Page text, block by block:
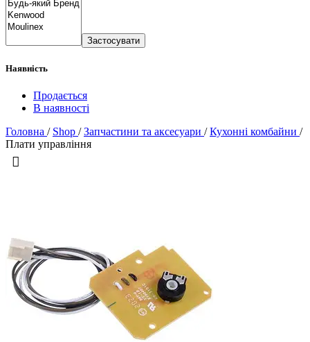
Застосувати
Наявність
Продається
В наявності
Головна / Shop / Запчастини та аксесуари / Кухонні комбайни /
Плати управління